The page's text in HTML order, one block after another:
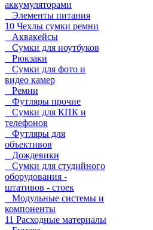
аккумуляторами
Элементы питания
10 Чехлы сумки ремни
Аквакейсы
Сумки для ноутбуков
Рюкзаки
Сумки для фото и
видео камер
Ремни
Футляры прочие
Сумки для КПК и
телефонов
Футляры для
объективов
Дождевики
Сумки для студийного
оборудования -
штативов - стоек
Модульные системы и
компоненты
11 Расходные материалы